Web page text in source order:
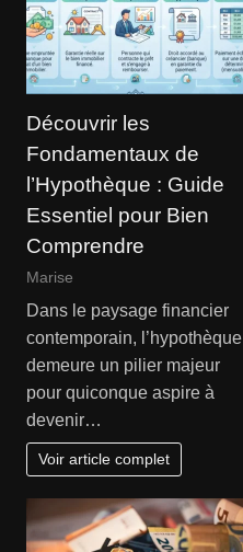
Découvrir les
Fondamentaux de
l’Hypothèque : Guide
Essentiel pour Bien
Comprendre
Marise
Dans le paysage financier
contemporain, l’hypothèque
demeure un pilier majeur
pour quiconque aspire à
devenir…
Voir article complet